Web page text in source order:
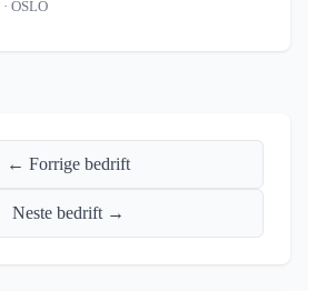
· OSLO
← Forrige bedrift
Neste bedrift →